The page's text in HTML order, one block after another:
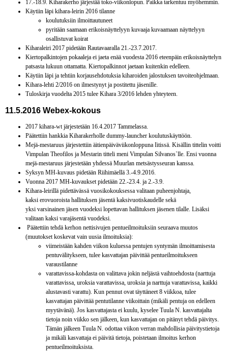
17.-18.9. Kiharakerho järjestää toko-viikonlopun. Paikka tarkentuu myöhemmin.
Käytiin läpi kihara-leirin 2016 tilanne
koulutuksiin ilmoittautuneet
pyritään saamaan erikoisnäyttelyyn kuvaaja kuvaamaan näyttelyyn
osallistuvat koirat
Kiharaleiri 2017 pidetään Rautavaaralla 21.-23.7.2017.
Kiertopalkintojen pokaaleja ei jaeta enää vuodesta 2016 eteenpäin erikoisnäyttelyn
patsasta lukuun ottamatta. Kiertopalkinnot jaetaan kuitenkin edelleen.
Käytiin läpi ja tehtiin korjausehdotuksia kiharoiden jalostuksen tavoiteohjelmaan.
Kihara-lehti 2/2016 on ilmestynyt ja postitettu jäsenille.
Tuloskirja vuodelta 2015 tulee Kihara 3/2016 lehden yhteyteen.
11.5.2016 Webex-kokous
2017 kihara-wt järjestetään 16.4.2017 Tammelassa.
Päätettiin hankkia Kiharakerholle dummy-launcher koulutuskäyttöön.
Mejä-mestaruus järjestettiin äitienpäiväviikonloppuna Iitissä. Kisällin tittelin voitti
Vimpulan Theofilos ja Mestarin titteli meni Vimpulan Silvanos`lle. Ensi vuonna
mejä-mestaruus järjestetään yhdessä Muurlan metsästysseuran kanssa.
Syksyn MH-kuvaus pidetään Riihimäellä 3.-4.9.2016.
Vuonna 2017 MH-kuvaukset pidetään 22.-23.4. ja 2.-3.9.
Kihara-leirillä pidettävässä vuosikokouksessa valitaan puheenjohtaja,
kaksi erovuoroista hallituksen jäsentä kaksivuotiskaudelle sekä
yksi varsinainen jäsen vuodeksi lopettavan hallituksen jäsenen tilalle. Lisäksi
valitaan kaksi varajäsentä vuodeksi.
Päätettiin tehdä kerhon nettisivujen pentueilmoituksiin seuraava muutos
(muutokset koskevat vain uusia ilmoituksia):
viimeistään kahden viikon kuluessa pentujen syntymän ilmoittamisesta
pentuvälitykseen, tulee kasvattajan päivittää pentueilmoitukseen
varaustilanne
varattavissa-kohdasta on valittava jokin neljästä vaihtoehdosta (narttuja
varattavissa, uroksia varattavissa, uroksia ja narttuja varattavissa, kaikki
alustavasti varattu). Kun pennut ovat täyttäneet 8 viikkoa, tulee
kasvattajan päivittää pentutilanne viikoittain (mikäli pentuja on edelleen
myytävänä). Jos kasvattajasta ei kuulu, kyselee Tuula N. kasvattajalta
tietoja noin viikko sen jälkeen, kun kasvattajan on pitänyt tehdä päivitys.
Tämän jälkeen Tuula N. odottaa viikon verran mahdollisia päivitystietoja
ja mikäli kasvattaja ei päivitä tietoja, poistetaan ilmoitus kerhon
pentueilmoituksista.